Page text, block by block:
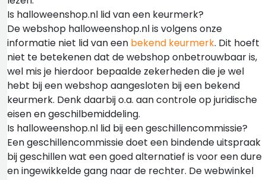
Is halloweenshop.nl lid van een keurmerk?
De webshop halloweenshop.nl is volgens onze
informatie niet lid van een bekend keurmerk. Dit hoeft
niet te betekenen dat de webshop onbetrouwbaar is,
wel mis je hierdoor bepaalde zekerheden die je wel
hebt bij een webshop aangesloten bij een bekend
keurmerk. Denk daarbij o.a. aan controle op juridische
eisen en geschilbemiddeling.
Is halloweenshop.nl lid bij een geschillencommissie?
Een geschillencommissie doet een bindende uitspraak
bij geschillen wat een goed alternatief is voor een dure
en ingewikkelde gang naar de rechter. De webwinkel